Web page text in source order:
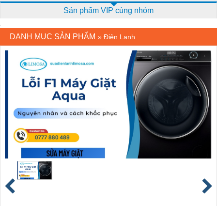
Sản phẩm VIP cùng nhóm
DANH MỤC SẢN PHẨM » Điện Lạnh